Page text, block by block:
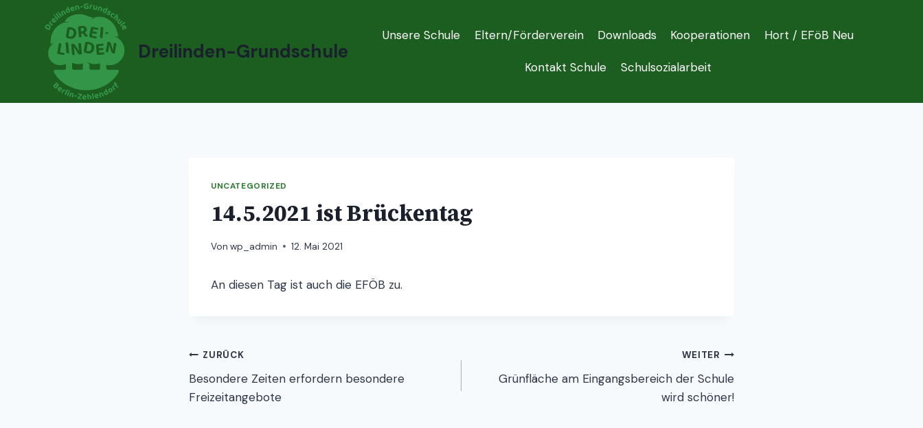
Dreilinden-Grundschule
Unsere Schule Eltern/Förderverein Downloads Kooperationen Hort / EFöB Neu
Kontakt Schule Schulsozialarbeit
UNCATEGORIZED
14.5.2021 ist Brückentag
Von wp_admin 12. Mai 2021
An diesen Tag ist auch die EFÖB zu.
Beitragsnavigation
ZURÜCK
Besondere Zeiten erfordern besondere
Freizeitangebote
WEITER
Grünfläche am Eingangsbereich der Schule
wird schöner!